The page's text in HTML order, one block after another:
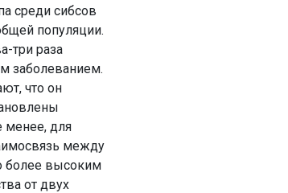
среди сибсов
популяции.
три раза
заболеванием.
что он
менее, для
между
более высоким
от двух